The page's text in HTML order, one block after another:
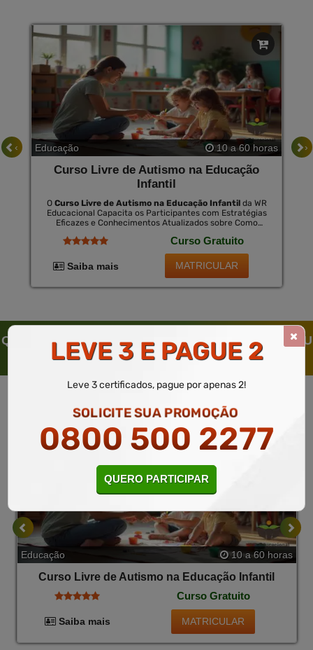
Educação 10 a 60 horas
Curso Livre de Autismo na Educação
Infantil
O Curso Livre de Autismo na Educação Infantilda WR
Educacional Capacita os Participantes com Estratégias
Eficazes e Conhecimentos Atualizados sobre Como
para Fomentar Um Ambiente Inclusivo Que Valoriza as
Diferenças e Maximiza o Potencial de Cada Criança. ao
Concluir o Curso, Há a Opção de Certificação, Que É
Válida Nacionalmente por Uma Pequena Taxa,
Reconhecimento Profissional.
Curso Gratuito
Saiba mais MATRICULAR
‹ ›
QUEM SOLICITOU ESTE CURSO LIVRE, SOLICITOU
TAMBÉM
Educação 10 a 60 horas
Curso Livre de Autismo na Educação Infantil
Curso Gratuito
Saiba mais MATRICULAR
LEVE 3 E PAGUE 2
Leve 3 certificados, pague por apenas 2!
SOLICITE SUA PROMOÇÃO
0800 500 2277
QUERO PARTICIPAR